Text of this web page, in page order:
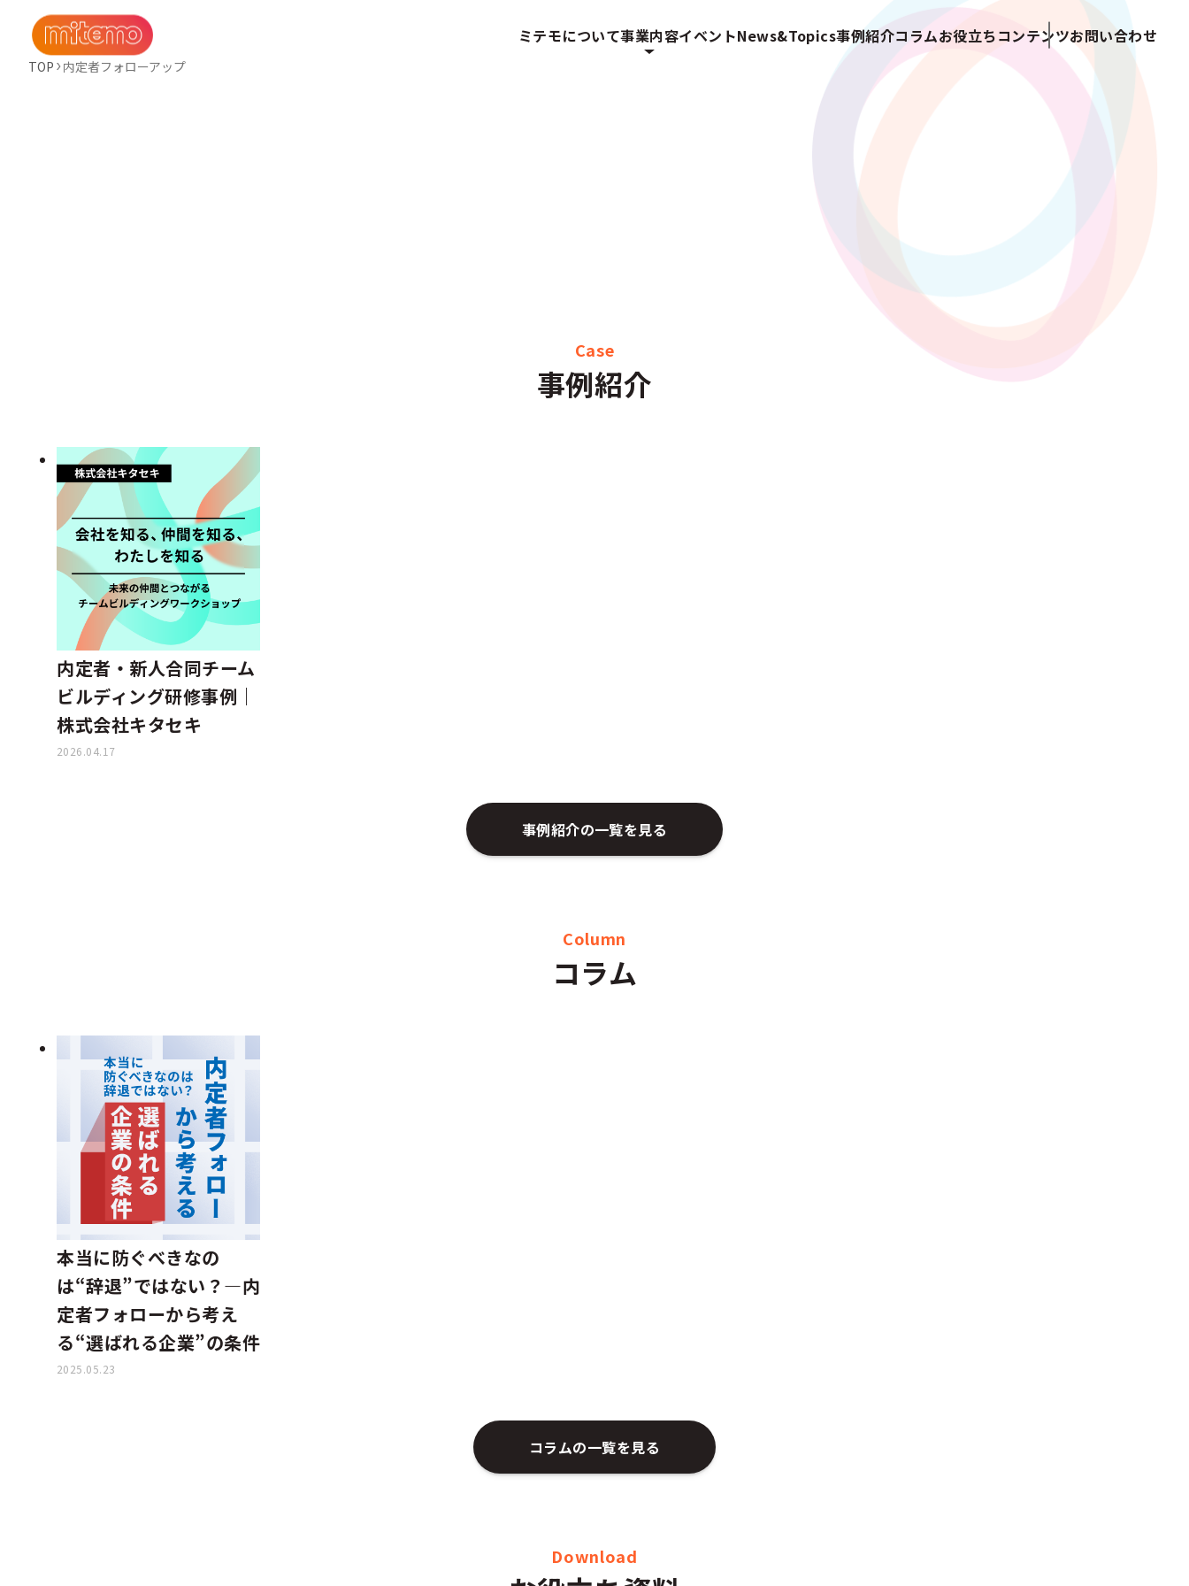
ミテモについて事業内容イベントNews&Topics事例紹介コラムお役立ちコンテンツお問い合わせ
TOP 内定者フォローアップ
Case
事例紹介
内定者・新人合同チーム
ビルディング研修事例｜
株式会社キタセキ
2026.04.17
事例紹介の一覧を見る
Column
コラム
本当に防ぐべきなの
は“辞退”ではない？—内
定者フォローから考え
る“選ばれる企業”の条件
2025.05.23
コラムの一覧を見る
Download